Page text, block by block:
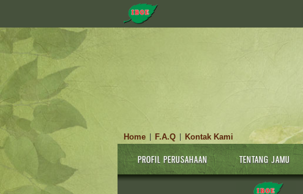
Home F.A.Q Kontak Kami
PROFIL PERUSAHAAN TENTANG JAMU